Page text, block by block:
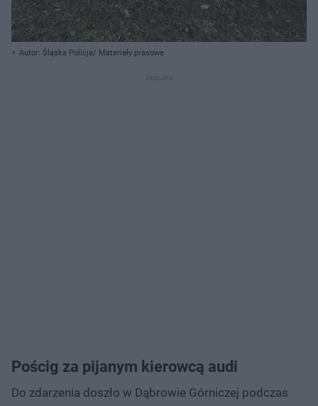
Autor: Śląska Policja/ Materiały prasowe
Pościg za pijanym kierowcą audi
Do zdarzenia doszło w Dąbrowie Górniczej podczas